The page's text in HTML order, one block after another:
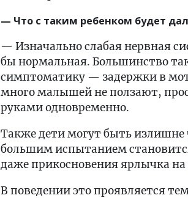
— Что с таким ребенком будет
— Изначально слабая нервная
бы нормальная. Большинство
симптоматику — задержки в
много малышей не ползают,
руками одновременно.
Также дети могут быть
большим испытанием
даже прикосновения ярлычка на
В поведении это проявляется